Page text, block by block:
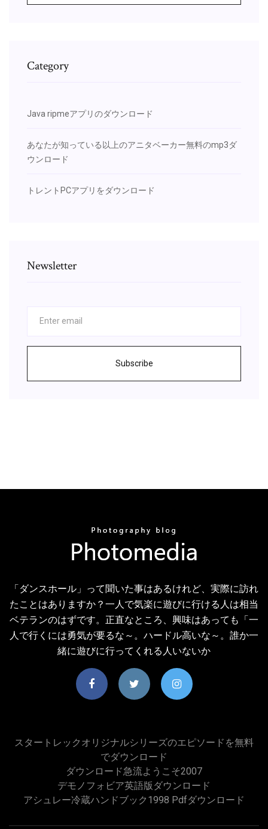
Category
Java ripmeアプリのダウンロード
あなたが知っている以上のアニタベーカー無料のmp3ダ
ウンロード
トレントPCアプリをダウンロード
Newsletter
Subscribe
「ダンスホール」って聞いた事はあるけれど、実際に訪れ
たことはありますか？一人で気楽に遊びに行ける人は相当
ベテランのはずです。正直なところ、興味はあっても「一
人で行くには勇気が要るな～。ハードル高いな～。誰か一
緒に遊びに行ってくれる人いないか
スタートレックオリジナルシリーズのエピソードを無料
でダウンロード
ダウンロード急流ようこそ2007
デモノフォビア英語版ダウンロード
アシュレー冷蔵ハンドブック1998 Pdfダウンロード